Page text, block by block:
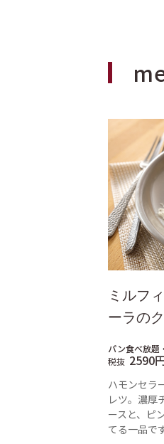
ミルフ
ーラの
パン食べ放題
税抜 2590
ハモンセラ
レツ。濃厚
ースと、ピ
てる一品です